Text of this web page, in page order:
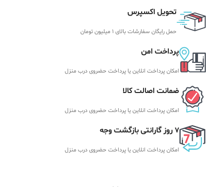
تحویل اکسپرس
حمل رایگان سفارشات بالای 1 میلیون تومان
پرداخت امن
امکان پرداخت انلاین یا پرداخت حضروی درب منزل
ضمانت اصالت کالا
امکان پرداخت انلاین یا پرداخت حضروی درب منزل
7 روز گارانتی بازگشت وجه
امکان پرداخت انلاین یا پرداخت حضروی درب منزل